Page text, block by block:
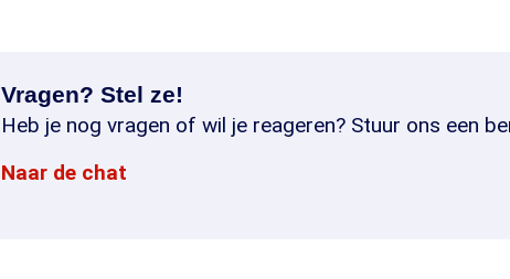
Vragen? Stel ze!
Heb je nog vragen of wil je reageren? Stuur ons een
Naar de chat